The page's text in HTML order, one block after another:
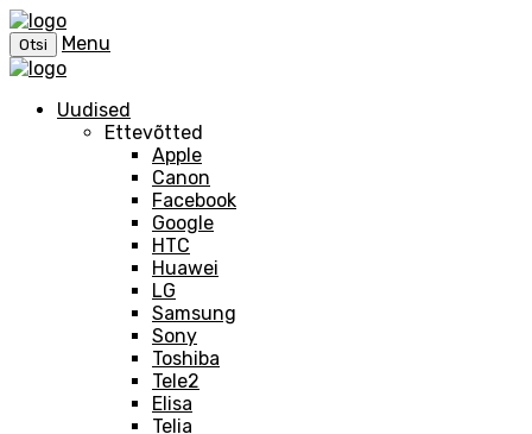
Otsi Menu
Uudised
Ettevõtted
Apple
Canon
Facebook
Google
HTC
Huawei
LG
Samsung
Sony
Toshiba
Tele2
Elisa
Telia